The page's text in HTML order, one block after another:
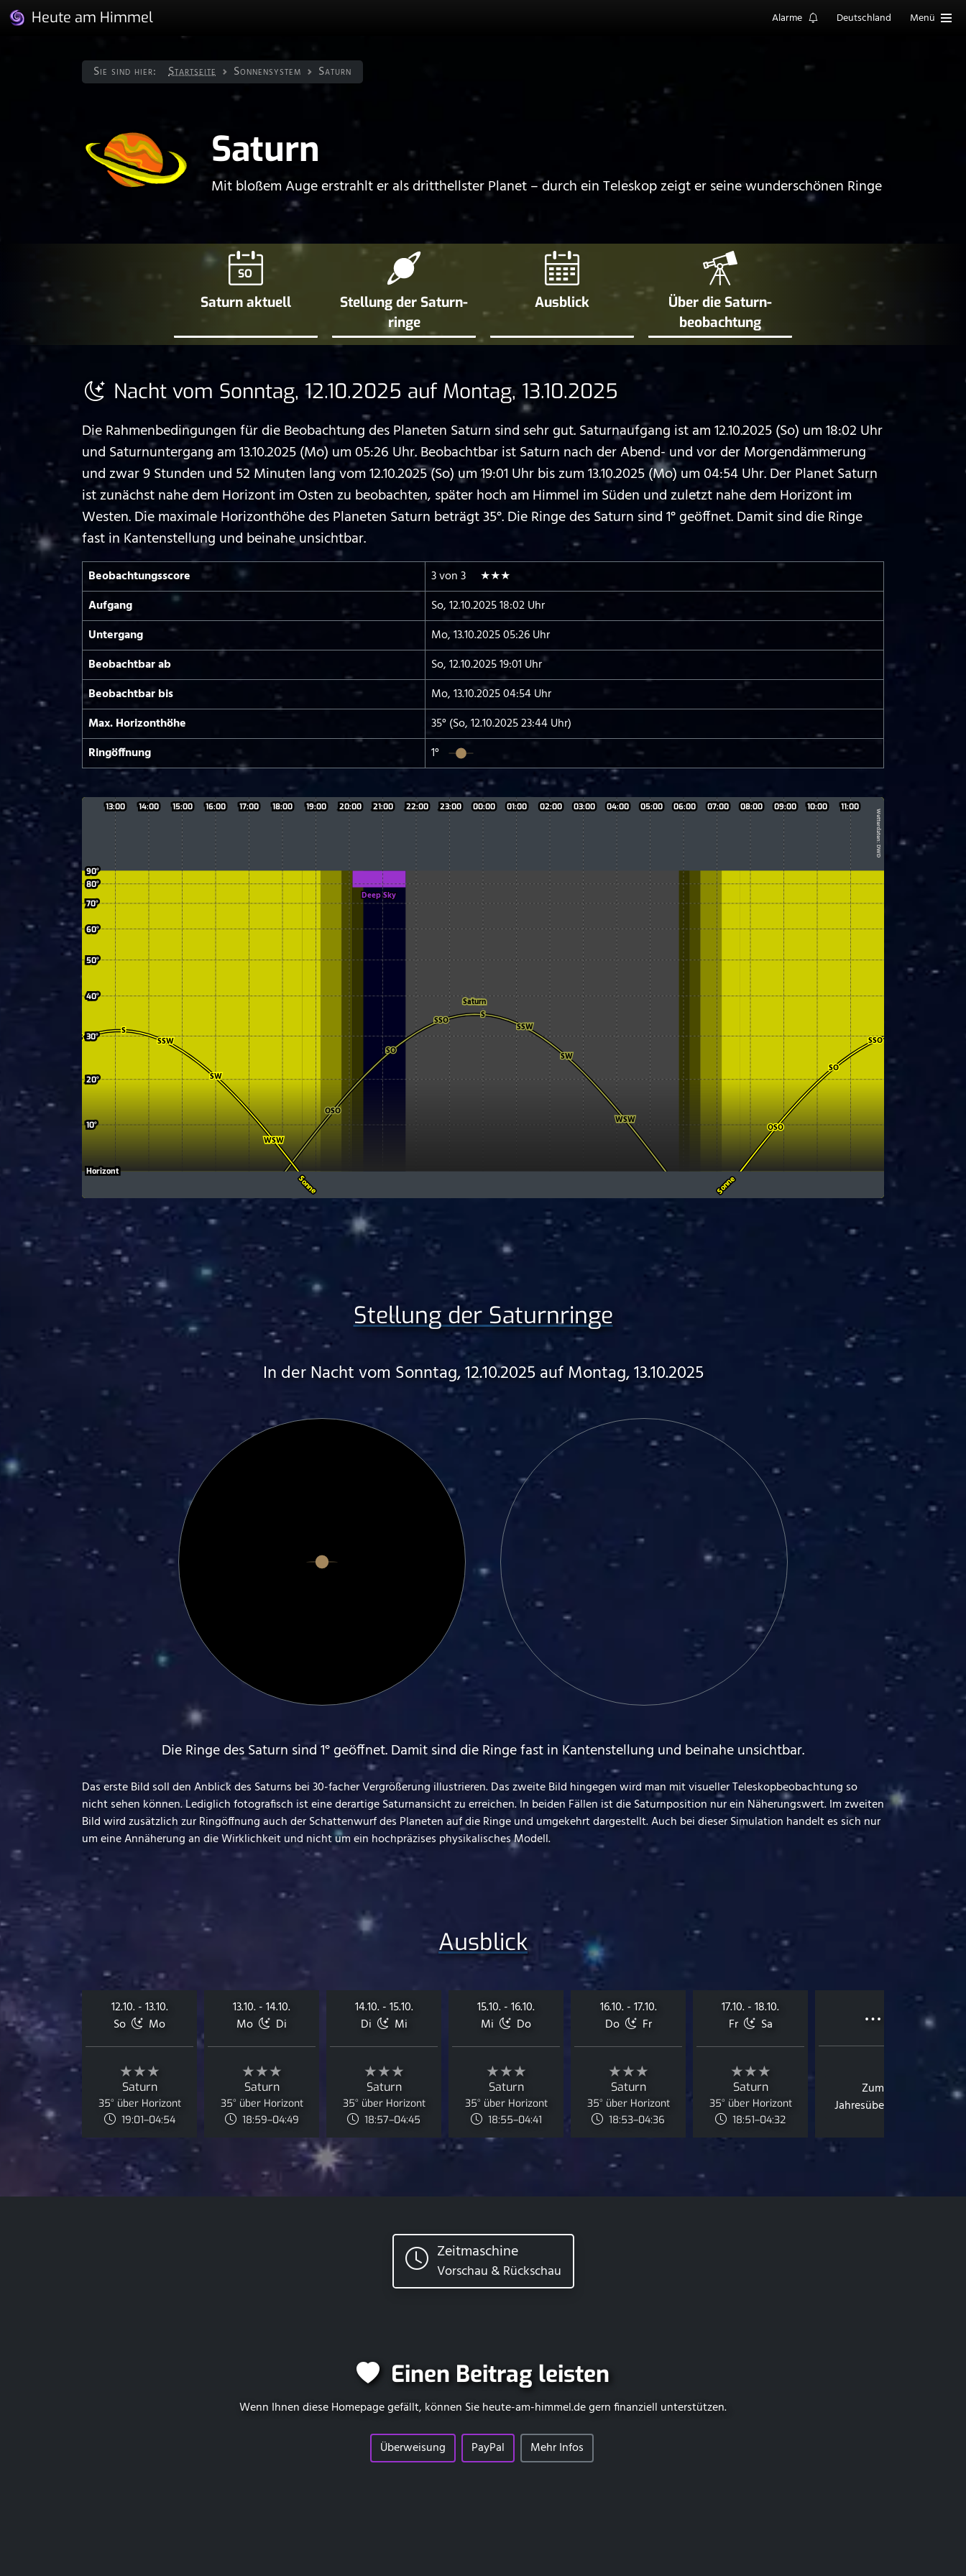
Heute am Himmel Alarme Deutschland Menü
Sie sind hier: Startseite Sonnen­system Saturn
Saturn
Mit bloßem Auge erstrahlt er als dritthellster Planet – durch ein Teleskop zeigt er seine wunderschönen Ringe
SO
Saturn aktuell
Stellung der Saturn­
ringe
Ausblick
Über die Saturn­
beobachtung
Nacht vom Sonntag, 12.10.2025 auf Montag, 13.10.2025
Die Rahmenbedingungen für die Beobachtung des Planeten Saturn sind sehr gut. Saturnaufgang ist am 12.10.2025 (So) um 18:02 Uhr
und Saturnuntergang am 13.10.2025 (Mo) um 05:26 Uhr. Beobachtbar ist Saturn nach der Abend- und vor der Morgendämmerung
und zwar 9 Stunden und 52 Minuten lang vom 12.10.2025 (So) um 19:01 Uhr bis zum 13.10.2025 (Mo) um 04:54 Uhr. Der Planet Saturn
ist zunächst nahe dem Horizont im Osten zu beobachten, später hoch am Himmel im Süden und zuletzt nahe dem Horizont im
Westen. Die maximale Horizonthöhe des Planeten Saturn beträgt 35°. Die Ringe des Saturn sind 1° geöffnet. Damit sind die Ringe
fast in Kantenstellung und beinahe unsichtbar.
Beobachtungs­score
3 von 3 ★★★
Aufgang
So, 12.10.2025 18:02 Uhr
Untergang
Mo, 13.10.2025 05:26 Uhr
Beobachtbar ab
So, 12.10.2025 19:01 Uhr
Beobachtbar bis
Mo, 13.10.2025 04:54 Uhr
Max. Horizont­höhe
35° (So, 12.10.2025 23:44 Uhr)
Ringöffnung
1°
Stellung der Saturnringe
In der Nacht vom Sonntag, 12.10.2025 auf Montag, 13.10.2025
Die Ringe des Saturn sind 1° geöffnet. Damit sind die Ringe fast in Kantenstellung und beinahe unsichtbar.
Das erste Bild soll den Anblick des Saturns bei 30-facher Vergrößerung illustrieren. Das zweite Bild hingegen wird man mit visueller Teleskopbeobachtung so
nicht sehen können. Lediglich fotografisch ist eine derartige Saturnansicht zu erreichen. In beiden Fällen ist die Saturnposition nur ein Näherungswert. Im zweiten
Bild wird zusätzlich zur Ringöffnung auch der Schattenwurf des Planeten auf die Ringe und umgekehrt dargestellt. Auch bei dieser Simulation handelt es sich nur
um eine Annäherung an die Wirklichkeit und nicht um ein hochpräzises physikalisches Modell.
Ausblick
12.10. - 13.10.
So
Mo
★★★
Saturn
35° über Horizont
19:01–04:54
13.10. - 14.10.
Mo
Di
★★★
Saturn
35° über Horizont
18:59–04:49
14.10. - 15.10.
Di
Mi
★★★
Saturn
35° über Horizont
18:57–04:45
15.10. - 16.10.
Mi
Do
★★★
Saturn
35° über Horizont
18:55–04:41
16.10. - 17.10.
Do
Fr
★★★
Saturn
35° über Horizont
18:53–04:36
17.10. - 18.10.
Fr
Sa
★★★
Saturn
35° über Horizont
18:51–04:32
…
Zum
Jahresüberblick
Zeitmaschine
Vorschau & Rückschau
Einen Beitrag leisten
Wenn Ihnen diese Homepage gefällt, können Sieheute-am-himmel.degern finanziell unterstützen.
Überweisung PayPal Mehr Infos